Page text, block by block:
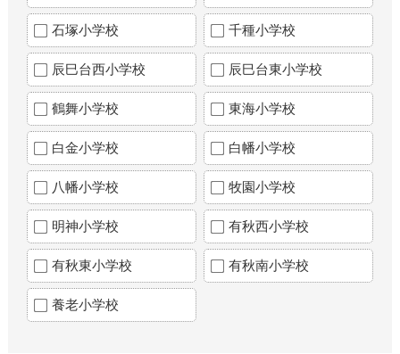
石塚小学校 千種小学校
辰巳台西小学校 辰巳台東小学校
鶴舞小学校 東海小学校
白金小学校 白幡小学校
八幡小学校 牧園小学校
明神小学校 有秋西小学校
有秋東小学校 有秋南小学校
養老小学校